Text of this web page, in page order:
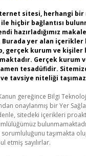
sitesi, herhangi bir
hiçbir bağlantısı
hazırladığımız
Burada yer alan
gerçek kurum ve kişiler
Gerçek kurum
tesadüfidir.
tavsiye niteliği
Kanun gereğince Bilgi
onaylanmış bir Yer
sitedeki içerikleri
sorumluluğunu taşımakta
etmiş sayılırlar.